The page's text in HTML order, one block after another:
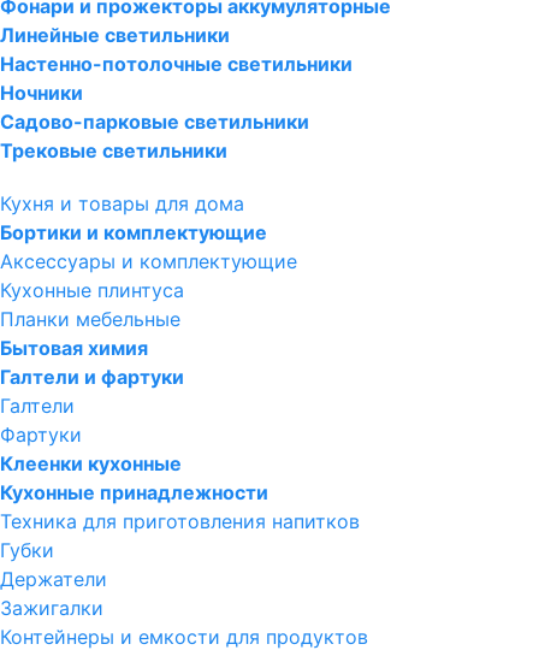
Фонари и прожекторы аккумуляторные
Линейные светильники
Настенно-потолочные светильники
Ночники
Садово-парковые светильники
Трековые светильники
Кухня и товары для дома
Бортики и комплектующие
Аксессуары и комплектующие
Кухонные плинтуса
Планки мебельные
Бытовая химия
Галтели и фартуки
Галтели
Фартуки
Клеенки кухонные
Кухонные принадлежности
Техника для приготовления напитков
Губки
Держатели
Зажигалки
Контейнеры и емкости для продуктов